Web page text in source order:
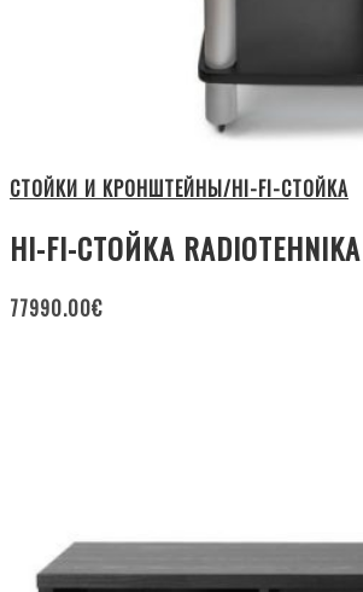
СТОЙКИ И КРОНШТЕЙНЫ/HI-FI-СТОЙКА
HI-FI-СТОЙКА RADIOTEHNIKA
77990.00€